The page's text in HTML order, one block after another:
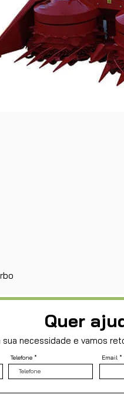
Quer
sua necessidade e vamos
Telefone Email